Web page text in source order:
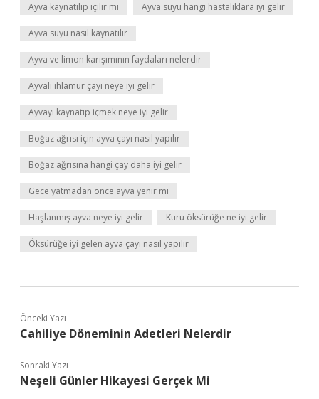
Ayva kaynatılıp içilir mi Ayva suyu hangi hastalıklara iyi gelir
Ayva suyu nasıl kaynatılır
Ayva ve limon karışımının faydaları nelerdir
Ayvalı ıhlamur çayı neye iyi gelir
Ayvayı kaynatıp içmek neye iyi gelir
Boğaz ağrısı için ayva çayı nasıl yapılır
Boğaz ağrısına hangi çay daha iyi gelir
Gece yatmadan önce ayva yenir mi
Haşlanmış ayva neye iyi gelir Kuru öksürüğe ne iyi gelir
Öksürüğe iyi gelen ayva çayı nasıl yapılır
Önceki Yazı
Cahiliye Döneminin Adetleri Nelerdir
Sonraki Yazı
Neşeli Günler Hikayesi Gerçek Mi